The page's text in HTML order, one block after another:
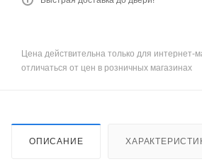
Цена действительна только для интернет-
отличаться от цен в розничных магазинах
ОПИСАНИЕ